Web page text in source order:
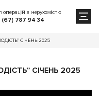
операцій з нерухомістю
(67) 787 94 34
СІЧЕНЬ 2025
СІЧЕНЬ 2025